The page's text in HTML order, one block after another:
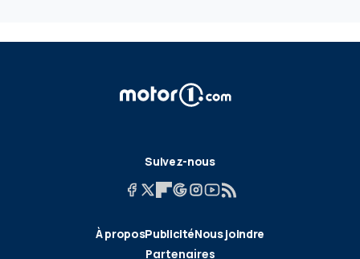
Suivez-nous
À proposPublicitéNous joindre
Partenaires